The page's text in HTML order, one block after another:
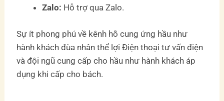
Zalo: Hỗ trợ qua Zalo.
Sự ít phong phú về kênh hỗ cung ứng hầu như
hành khách đùa nhân thể lợi Điện thoại tư vấn điện
và đội ngũ cung cấp cho hầu như hành khách áp
dụng khi cấp cho bách.